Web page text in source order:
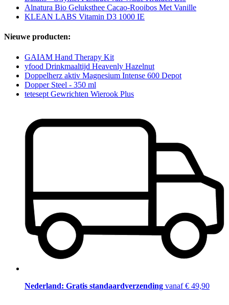
Alnatura Bio Geluksthee Cacao-Rooibos Met Vanille
KLEAN LABS Vitamin D3 1000 IE
Nieuwe producten:
GAIAM Hand Therapy Kit
yfood Drinkmaaltijd Heavenly Hazelnut
Doppelherz aktiv Magnesium Intense 600 Depot
Dopper Steel - 350 ml
tetesept Gewrichten Wierook Plus
Nederland: Gratis standaardverzending vanaf € 49,90